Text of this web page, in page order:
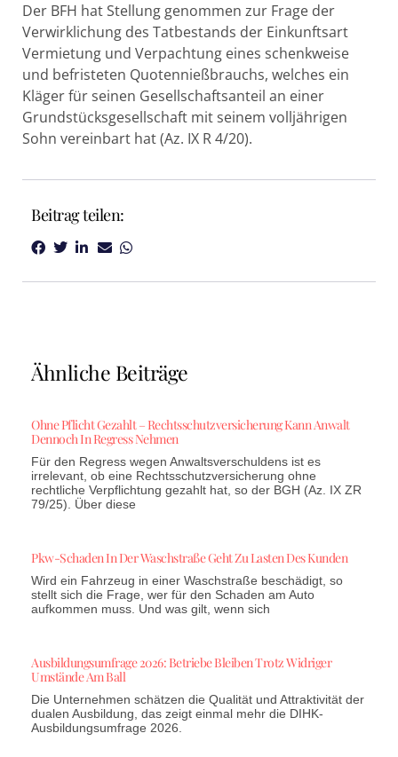
Der BFH hat Stellung genommen zur Frage der
Verwirklichung des Tatbestands der Einkunftsart
Vermietung und Verpachtung eines schenkweise
und befristeten Quotennießbrauchs, welches ein
Kläger für seinen Gesellschaftsanteil an einer
Grundstücksgesellschaft mit seinem volljährigen
Sohn vereinbart hat (Az. IX R 4/20).
Beitrag teilen:
Ähnliche Beiträge
Ohne Pflicht Gezahlt – Rechtsschutzversicherung Kann Anwalt
Dennoch In Regress Nehmen
Für den Regress wegen Anwaltsverschuldens ist es
irrelevant, ob eine Rechtsschutzversicherung ohne
rechtliche Verpflichtung gezahlt hat, so der BGH (Az. IX ZR
79/25). Über diese
Pkw-Schaden In Der Waschstraße Geht Zu Lasten Des Kunden
Wird ein Fahrzeug in einer Waschstraße beschädigt, so
stellt sich die Frage, wer für den Schaden am Auto
aufkommen muss. Und was gilt, wenn sich
Ausbildungsumfrage 2026: Betriebe Bleiben Trotz Widriger
Umstände Am Ball
Die Unternehmen schätzen die Qualität und Attraktivität der
dualen Ausbildung, das zeigt einmal mehr die DIHK-
Ausbildungsumfrage 2026.